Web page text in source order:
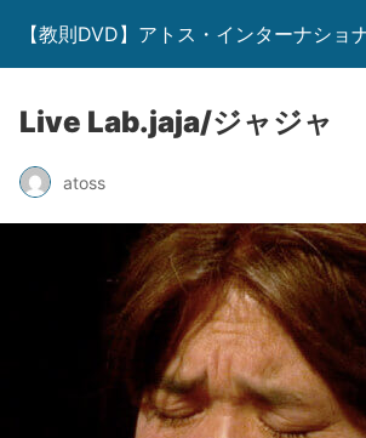
【教則DVD】アトス・インターナショ
Live Lab.jaja/ジャジャ
atoss